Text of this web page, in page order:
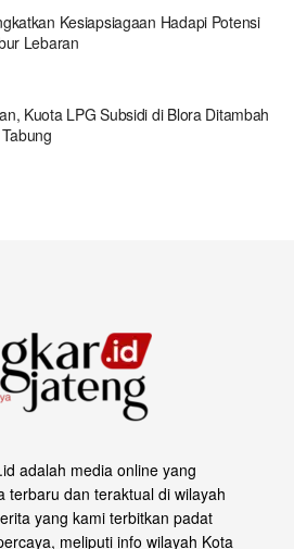
Kesiapsiagaan Hadapi Potensi
Lebaran
Kuota LPG Subsidi di Blora Ditambah
adalah media online yang
terbaru dan teraktual di wilayah
yang kami terbitkan padat
meliputi info wilayah Kota